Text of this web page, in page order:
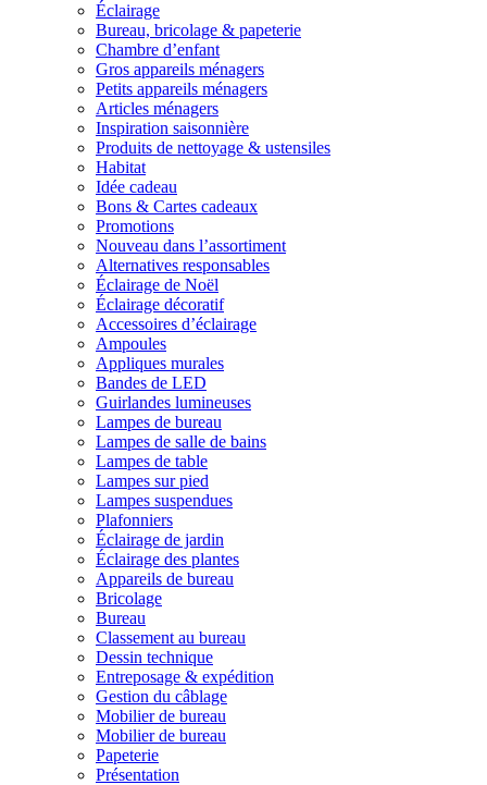
Éclairage
Bureau, bricolage & papeterie
Chambre d’enfant
Gros appareils ménagers
Petits appareils ménagers
Articles ménagers
Inspiration saisonnière
Produits de nettoyage & ustensiles
Habitat
Idée cadeau
Bons & Cartes cadeaux
Promotions
Nouveau dans l’assortiment
Alternatives responsables
Éclairage de Noël
Éclairage décoratif
Accessoires d’éclairage
Ampoules
Appliques murales
Bandes de LED
Guirlandes lumineuses
Lampes de bureau
Lampes de salle de bains
Lampes de table
Lampes sur pied
Lampes suspendues
Plafonniers
Éclairage de jardin
Éclairage des plantes
Appareils de bureau
Bricolage
Bureau
Classement au bureau
Dessin technique
Entreposage & expédition
Gestion du câblage
Mobilier de bureau
Mobilier de bureau
Papeterie
Présentation